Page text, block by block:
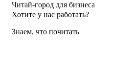
Читай-город для бизнеса
Хотите у нас работать?
Знаем, что почитать